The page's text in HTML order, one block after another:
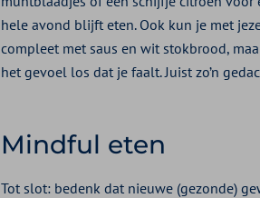
hele avond blijft eten. Ook kun je met
compleet met saus en wit stokbrood,
het gevoel los dat je faalt. Juist zo’n
Mindful eten
Tot slot: bedenk dat nieuwe (gezonde)